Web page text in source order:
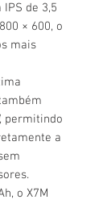
de 3,5
× 600, o
mais
permitindo
a
o X7M